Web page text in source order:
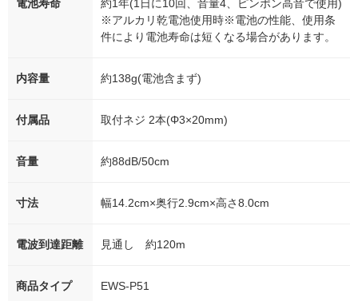
電池寿命
約1年(1日に10回、音量4、ピンポン高音で使用)
※アルカリ乾電池使用時※電池の性能、使用条
件により電池寿命は短くなる場合があります。
内容量 約138g(電池含まず)
付属品 取付ネジ 2本(Φ3×20mm)
音量 約88dB/50cm
寸法 幅14.2cm×奥行2.9cm×高さ8.0cm
電波到達距離 見通し 約120m
商品タイプ EWS-P51